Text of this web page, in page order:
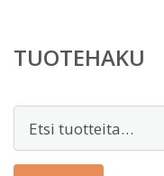
TUOTEHAKU